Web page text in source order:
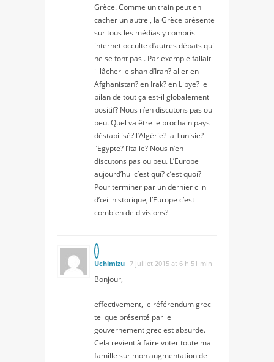
Grèce. Comme un train peut en
cacher un autre , la Grèce présente
sur tous les médias y compris
internet occulte d’autres débats qui
ne se font pas . Par exemple fallait-
il lâcher le shah d’Iran? aller en
Afghanistan? en Irak? en Libye? le
bilan de tout ça est-il globalement
positif? Nous n’en discutons pas ou
peu. Quel va être le prochain pays
déstabilisé? l’Algérie? la Tunisie?
l’Egypte? l’Italie? Nous n’en
discutons pas ou peu. L’Europe
aujourd’hui c’est qui? c’est quoi?
Pour terminer par un dernier clin
d’œil historique, l’Europe c’est
combien de divisions?
Uchimizu 7 juillet 2015 at 6 h 51 min
Bonjour,
effectivement, le référendum grec
tel que présenté par le
gouvernement grec est absurde.
Cela revient à faire voter toute ma
famille sur mon augmentation de